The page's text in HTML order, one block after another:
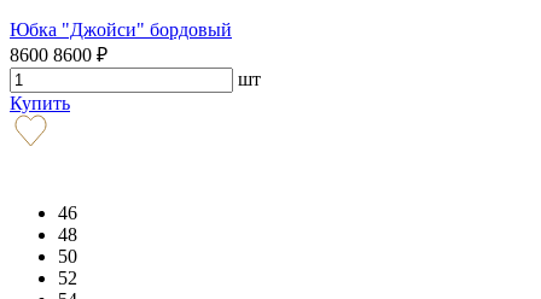
Юбка "Джойси" бордовый
8600 8600 ₽
шт
Купить
46
48
50
52